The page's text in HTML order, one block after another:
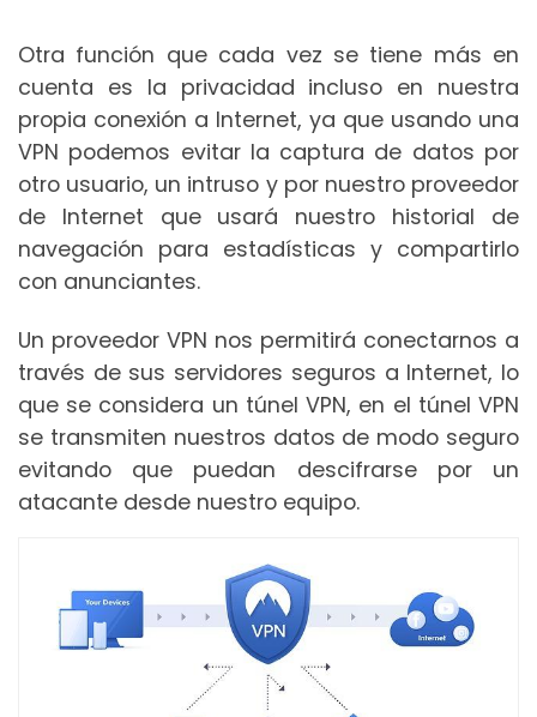
Otra función que cada vez se tiene más en
cuenta es la privacidad incluso en nuestra
propia conexión a Internet, ya que usando una
VPN podemos evitar la captura de datos por
otro usuario, un intruso y por nuestro proveedor
de Internet que usará nuestro historial de
navegación para estadísticas y compartirlo
con anunciantes.
Un proveedor VPN nos permitirá conectarnos a
través de sus servidores seguros a Internet, lo
que se considera un túnel VPN, en el túnel VPN
se transmiten nuestros datos de modo seguro
evitando que puedan descifrarse por un
atacante desde nuestro equipo.